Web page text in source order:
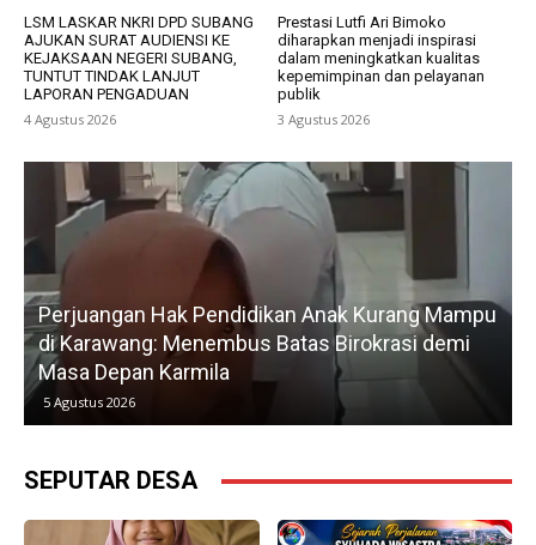
LSM LASKAR NKRI DPD SUBANG
AJUKAN SURAT AUDIENSI KE
KEJAKSAAN NEGERI SUBANG,
TUNTUT TINDAK LANJUT
LAPORAN PENGADUAN
4 Agustus 2026
Prestasi Lutfi Ari Bimoko
diharapkan menjadi inspirasi
dalam meningkatkan kualitas
kepemimpinan dan pelayanan
publik
3 Agustus 2026
Perjuangan Hak Pendidikan Anak Kurang Mampu
di Karawang: Menembus Batas Birokrasi demi
Masa Depan Karmila
5 Agustus 2026
SEPUTAR DESA